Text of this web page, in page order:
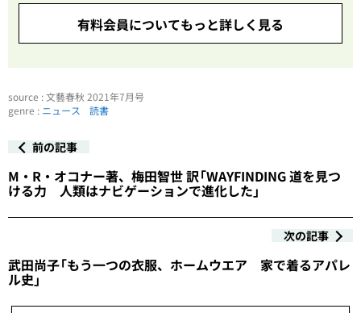
有料会員についてもっと詳しく見る
source : 文藝春秋 2021年7月号
genre : ニュース 読書
前の記事
M・R・オコナー著、梅田智世 訳「WAYFINDING 道を見つ
ける力 人類はナビゲーションで進化した」
次の記事
武田尚子「もう一つの衣服、ホームウエア 家で着るアパレ
ル史」